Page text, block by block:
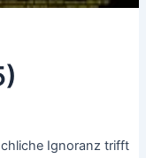
Ignoranz trifft